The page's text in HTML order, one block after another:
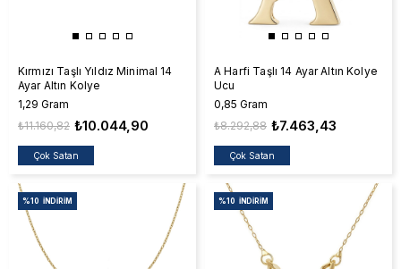
Kırmızı Taşlı Yıldız Minimal 14
Ayar Altın Kolye
1,29 Gram
₺10.044,90
₺11.160,82
Çok Satan
A Harfi Taşlı 14 Ayar Altın Kolye
Ucu
0,85 Gram
₺7.463,43
₺8.292,88
Çok Satan
%10 İNDIRIM %10 İNDIRIM